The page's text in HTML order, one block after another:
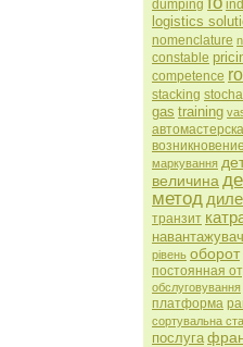
dumping
logistics
nomenclature
constable
competence
stacking
gas training
маркування
величина
метод
транзит
навантажувач
рівень оборот
постоянная
обслуговування
платформа
сортувальна
послуга